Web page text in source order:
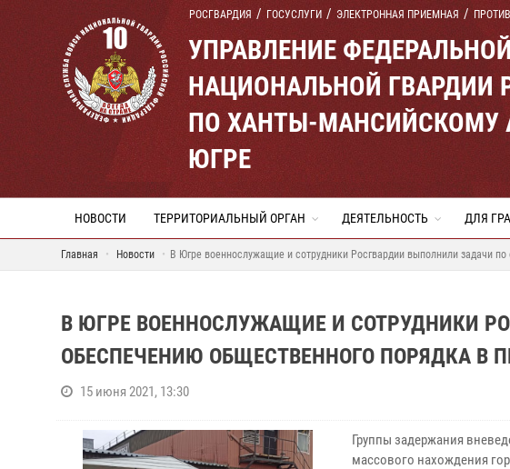
РОСГВАРДИЯ ГОСУСЛУГИ ЭЛЕКТРОННАЯ ПРИЕМНАЯ
УПРАВЛЕНИЕ
НАЦИОНАЛЬНОЙ ГВАРДИИ
ПО ХАНТЫ-МАНСИЙСКОМУ
ЮГРЕ
НОВОСТИ ТЕРРИТОРИАЛЬНЫЙ ОРГАН ДЕЯТЕЛЬНОСТЬ ДЛЯ
Главная Новости В Югре военнослужащие и сотрудники Росгвардии выполнили задачи
В ЮГРЕ ВОЕННОСЛУЖАЩИЕ И СОТРУДНИКИ
ОБЕСПЕЧЕНИЮ ОБЩЕСТВЕННОГО ПОРЯДКА В
15 июня 2021, 13:30
Группы задержания
массового нахождения